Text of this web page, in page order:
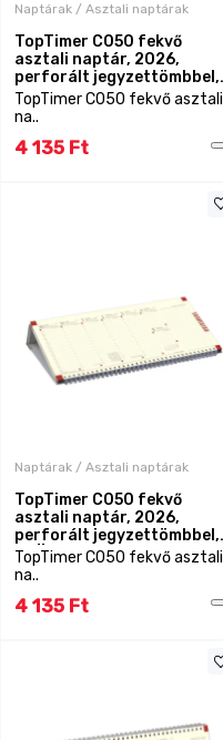
Naptárak / Asztali naptárak
TopTimer C050 fekvő
asztali naptár, 2026,
perforált jegyzettömbbel,
FEKETE
TopTimer C050 fekvő asztali
na..
4 135 Ft
Naptárak / Asztali naptárak
TopTimer C050 fekvő
asztali naptár, 2026,
perforált jegyzettömbbel,
SZÜRKE
TopTimer C050 fekvő asztali
na..
4 135 Ft